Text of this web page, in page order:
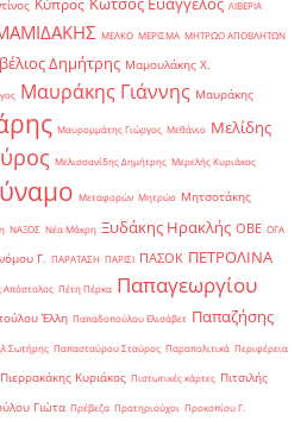
Κύπρος ΛΙΒΕΡΙΑ
ΜΕΛΚΟ ΜΕΡΙΣΜΑ ΜΗΤΡΩΟ ΑΠΟΒΛΗΤΩΝ
Δημήτρης Μαμουλάκης Χ.
Μαυράκης Γιάννης Μαυράκης
Μαυρομμάτης Γιώργος Μεθάνιο Μελίδης
Μελισσανίδης Δημήτρης Μερελής Κυριάκος
Μεταφορών Μητρώο Μητσοτάκης
ΝΑΞΟΣ Νέα Μάκρη Ξυδάκης Ηρακλής ΟΒΕ ΟΓΑ
Γ. ΠΑΡΑΤΑΣΗ ΠΑΡΙΣΙ ΠΑΣΟΚ ΠΕΤΡΟΛΙΝΑ
Απόστολος Πέτη Πέρκα Παπαγεωργίου
Έλλη Παπαδοπούλου Ελισάβετ Παπαζήσης
Σωτήρης Παπασταύρου Σταύρος Παραπολιτικά Περιφέρεια
Πιερρακάκης Κυριάκος Πιστωτικές κάρτες Πιτσιλής
Γιώτα Πρέβεζα Πρατηριούχοι Προκοπίου Γ.